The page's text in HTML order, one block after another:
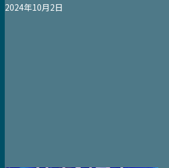
2024年10月2日